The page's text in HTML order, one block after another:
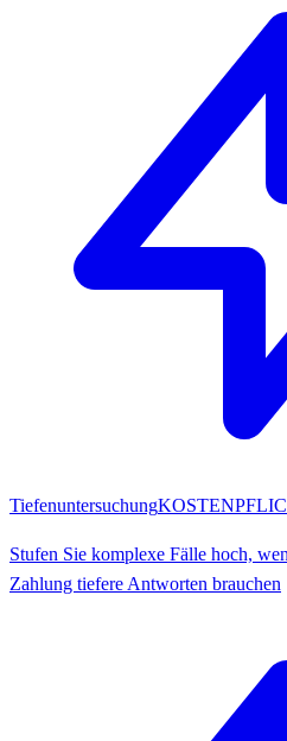
Tiefenuntersuchung
Stufen Sie komplexe Fälle hoch,
Zahlung tiefere Antworten brauchen